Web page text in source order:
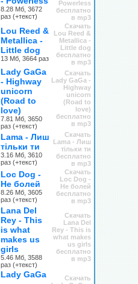
8.28 Мб, 3672
раз (+текст)
Powerless
бесплатно
в mp3
Lou Reed &
Metallica -
Little dog
13 Мб, 3664 раз
Скачать
Lou Reed &
Metallica -
Little dog
бесплатно
в mp3
Lady GaGa
- Highway
unicorn
(Road to
love)
7.81 Мб, 3650
раз (+текст)
Скачать
Lady GaGa -
Highway
unicorn
(Road to
love)
бесплатно
в mp3
Lama - Лиш
тільки ти
3.16 Мб, 3610
раз (+текст)
Скачать
Lama - Лиш
тільки ти
бесплатно
в mp3
Loc Dog -
Не болей
8.26 Мб, 3605
раз (+текст)
Скачать
Loc Dog -
Не болей
бесплатно
в mp3
Lana Del
Rey - This
is what
makes us
girls
5.46 Мб, 3588
раз (+текст)
Скачать
Lana Del
Rey - This is
what makes
us girls
бесплатно
в mp3
Lady GaGa
Скачать